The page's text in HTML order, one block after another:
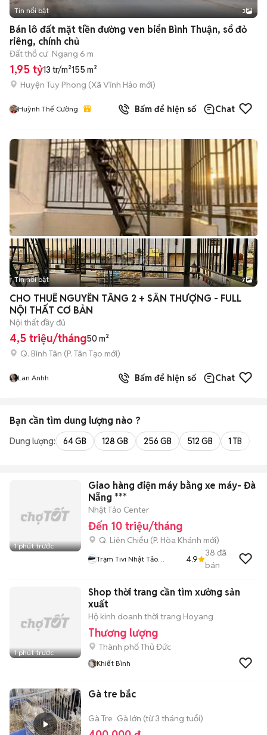
Tin nổi bật 3
Bán lô đất mặt tiền đường ven biển Bình Thuận, sổ đỏ
riêng, chính chủ
Đất thổ cư Ngang 6 m
1,95 tỷ13 tr/m²155 m²
Huyện Tuy Phong (Xã Vĩnh Hảo mới)
Huỳnh Thế Cường Bấm để hiện số Chat
+2
Tin nổi bật 7
CHO THUÊ NGUYÊN TẦNG 2 + SÂN THƯỢNG - FULL
NỘI THẤT CƠ BẢN
Nội thất đầy đủ
4,5 triệu/tháng50 m²
Q. Bình Tân (P. Tân Tạo mới)
Lan Anhh Bấm để hiện số Chat
Bạn cần tìm dung lượng nào ?
Dung lượng: 64 GB 128 GB 256 GB 512 GB 1 TB
1 phút trước
Giao hàng điện máy bằng xe máy- Đà
Nẵng ***
Nhật Tảo Center
Đến 10 triệu/tháng
Q. Liên Chiểu (P. Hòa Khánh mới)
Trạm Tivi Nhật Tảo
4.9
38 đã
bán
1 phút trước
Shop thời trang cần tìm xưởng sản
xuất
Hộ kinh doanh thời trang Hoyang
Thương lượng
Thành phố Thủ Đức
Khiết Bình
Gà tre bắc
Gà Tre Gà lớn (từ 3 tháng tuổi)